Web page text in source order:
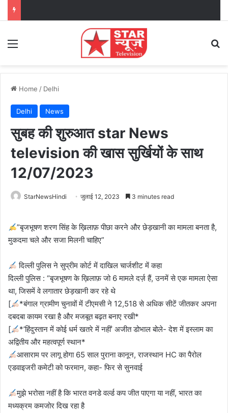
Menu
Home / Delhi
Delhi News
सुबह की शुरुआत star News
television की खास सुर्खियों के साथ
12/07/2023
StarNewsHindi जुलाई 12, 2023 3 minutes read
”बृजभूषण शरण सिंह के ख़िलाफ़ पीछा करने और छेड़खानी का मामला बनता है,
मुकदमा चले और सजा मिलनी चाहिए”
दिल्ली पुलिस ने सुप्रीम कोर्ट में दाखिल चार्जशीट में कहा
दिल्ली पुलिस : “बृजभूषण के ख़िलाफ़ जो 6 मामले दर्ज़ हैं, उनमें से एक मामला ऐसा
था, जिसमें वे लगातार छेड़खानी कर रहे थे
[
*बंगाल ग्रामीण चुनावों में टीएमसी ने 12,518 से अधिक सीटें जीतकर अपना
दबदबा कायम रखा है और मजबूत बढ़त बनाए रखी*
[
*’हिंदुस्तान में कोई धर्म खतरे में नहीं’ अजीत डोभाल बोले- देश में इस्लाम का
अद्वितीय और महत्वपूर्ण स्थान*
आसाराम पर लागू होगा 65 साल पुराना कानून, राजस्थान HC का पैरोल
एडवाइजरी कमेटी को फरमान, कहा- फिर से सुनवाई
मुझे भरोसा नहीं है कि भारत वनडे वर्ल्ड कप जीत पाएगा या नहीं, भारत का
मध्यक्रम कमजोर दिख रहा है